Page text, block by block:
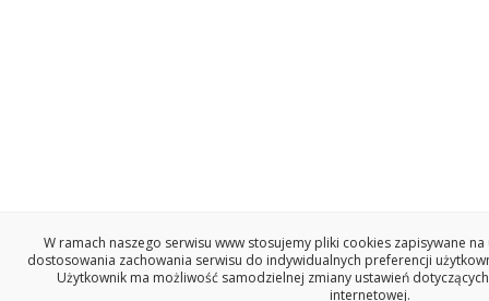
W ramach naszego serwisu www stosujemy pliki cookies zapisywane
dostosowania zachowania serwisu do indywidualnych preferencji
Użytkownik ma możliwość samodzielnej zmiany ustawień
internetowej.